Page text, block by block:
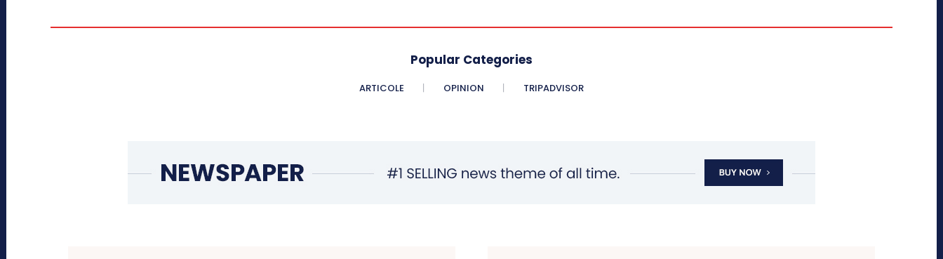
Popular Categories
ARTICOLE OPINION TRIPADVISOR